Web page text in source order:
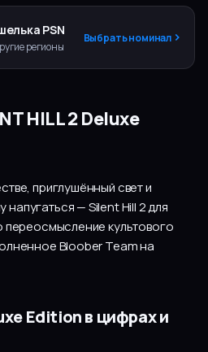
PSN
регионы
Выбрать номинал
HILL 2 Deluxe
приглушённый свет и
— Silent Hill 2 для
переосмысление культового
Bloober Team на
Edition в цифрах и